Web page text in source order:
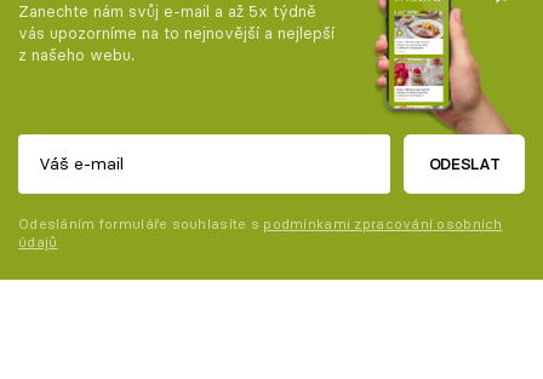
Zanechte nám svůj e-mail a až 5x týdně
vás upozorníme na to nejnovější a nejlepší
z našeho webu.
ODESLAT
Odesláním formuláře souhlasíte s podmínkami zpracování osobních
údajů